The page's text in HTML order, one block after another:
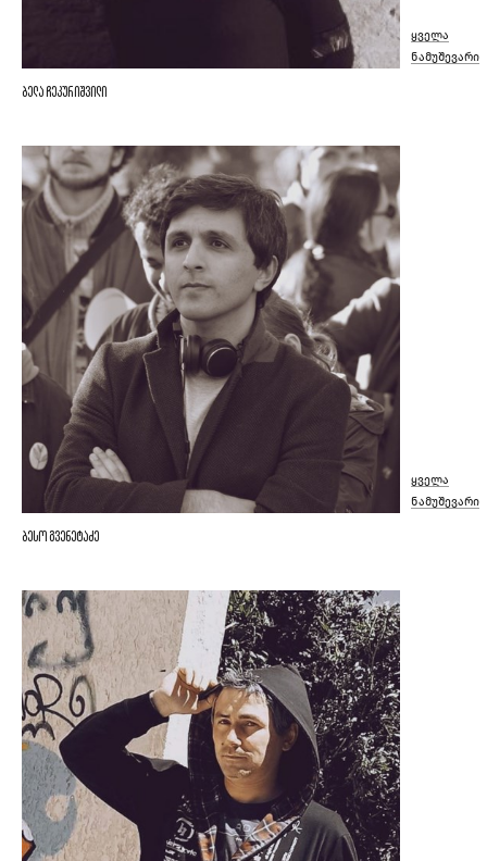
ბელა ჩეკურიშვილი
ყველა
ნამუშევარი
ბესო გვენეტაძე
ყველა
ნამუშევარი